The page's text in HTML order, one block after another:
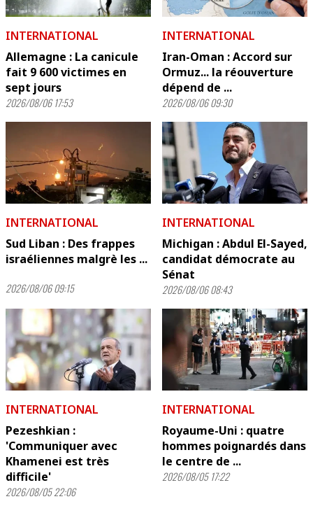
INTERNATIONAL
Allemagne : La canicule
fait 9 600 victimes en
sept jours
2026/08/06 17:53
INTERNATIONAL
Iran-Oman : Accord sur
Ormuz... la réouverture
dépend de ...
2026/08/06 09:30
INTERNATIONAL
Sud Liban : Des frappes
israéliennes malgrè les ...
2026/08/06 09:15
INTERNATIONAL
Michigan : Abdul El-Sayed,
candidat démocrate au
Sénat
2026/08/06 08:43
INTERNATIONAL
Pezeshkian :
'Communiquer avec
Khamenei est très
difficile'
2026/08/05 22:06
INTERNATIONAL
Royaume-Uni : quatre
hommes poignardés dans
le centre de ...
2026/08/05 17:22